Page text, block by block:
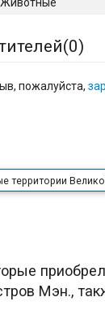
0)
пожалуйста,
территории
Мэн.,